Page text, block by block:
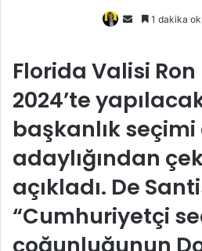
Bir
göndermek
1 dakika
Florida Valisi
2024’te
başkanlık
adaylığından
açıkladı. De
“Cumhuriyetçi